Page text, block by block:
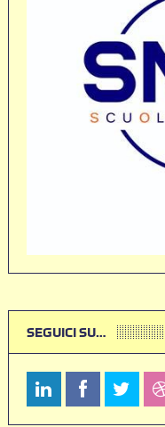
SEGUICI SU…